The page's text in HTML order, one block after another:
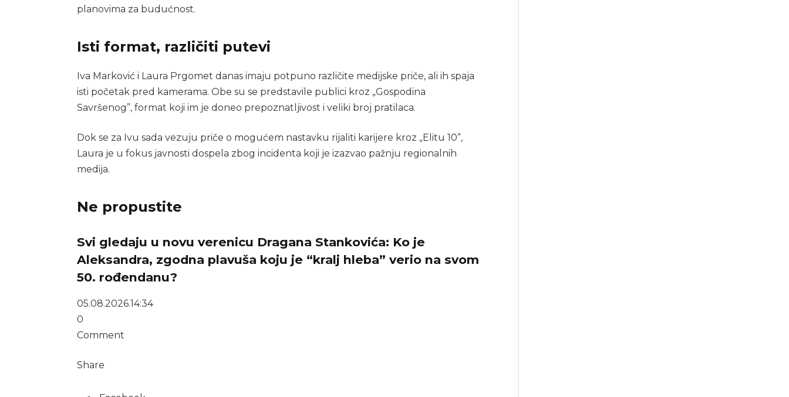
planovima za budućnost.
Isti format, različiti putevi
Iva Marković i Laura Prgomet danas imaju potpuno različite medijske priče, ali ih spaja
isti početak pred kamerama. Obe su se predstavile publici kroz „Gospodina
Savršenog”, format koji im je doneo prepoznatljivost i veliki broj pratilaca.
Dok se za Ivu sada vezuju priče o mogućem nastavku rijaliti karijere kroz „Elitu 10”,
Laura je u fokus javnosti dospela zbog incidenta koji je izazvao pažnju regionalnih
medija.
Ne propustite
Svi gledaju u novu verenicu Dragana Stankovića: Ko je
Aleksandra, zgodna plavuša koju je “kralj hleba” verio na svom
50. rođendanu?
05.08.2026.14:34
0
Comment
Share